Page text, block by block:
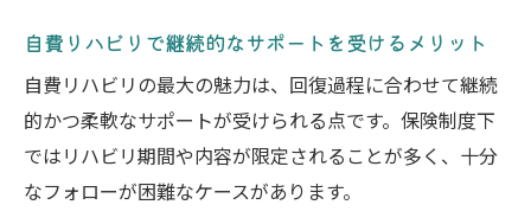
自費リハビリで継続的なサポートを受けるメリット
自費リハビリの最大の魅力は、回復過程に合わせて継続
的かつ柔軟なサポートが受けられる点です。保険制度下
ではリハビリ期間や内容が限定されることが多く、十分
なフォローが困難なケースがあります。